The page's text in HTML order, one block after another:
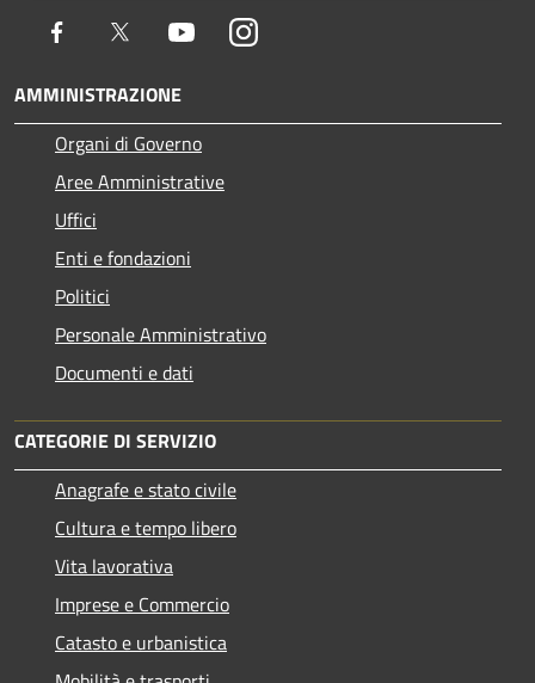
Facebook Twitter YoutubeInstagram
AMMINISTRAZIONE
Organi di Governo
Aree Amministrative
Uffici
Enti e fondazioni
Politici
Personale Amministrativo
Documenti e dati
CATEGORIE DI SERVIZIO
Anagrafe e stato civile
Cultura e tempo libero
Vita lavorativa
Imprese e Commercio
Catasto e urbanistica